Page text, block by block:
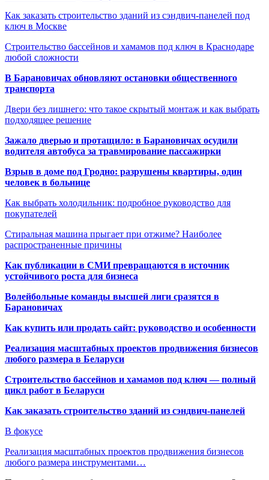
Как заказать строительство зданий из сэндвич-панелей под
ключ в Москве
Строительство бассейнов и хамамов под ключ в Краснодаре
любой сложности
В Барановичах обновляют остановки общественного
транспорта
Двери без лишнего: что такое скрытый монтаж и как выбрать
подходящее решение
Зажало дверью и протащило: в Барановичах осудили
водителя автобуса за травмирование пассажирки
Взрыв в доме под Гродно: разрушены квартиры, один
человек в больнице
Как выбрать холодильник: подробное руководство для
покупателей
Стиральная машина прыгает при отжиме? Наиболее
распространенные причины
Как публикации в СМИ превращаются в источник
устойчивого роста для бизнеса
Волейбольные команды высшей лиги сразятся в
Барановичах
Как купить или продать сайт: руководство и особенности
Реализация масштабных проектов продвижения бизнесов
любого размера в Беларуси
Строительство бассейнов и хамамов под ключ — полный
цикл работ в Беларуси
Как заказать строительство зданий из сэндвич-панелей
В фокусе
Реализация масштабных проектов продвижения бизнесов
любого размера инструментами…